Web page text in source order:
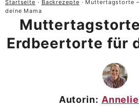
Startseite · Backrezepte · Muttertagstorte
deine Mama
Erdbeertorte für
Autorin: